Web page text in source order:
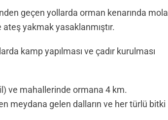
geçen yollarda orman kenarında mola
yakmak yasaklanmıştır.
kamp yapılması ve çadır kurulması
ve mahallerinde ormana 4 km.
meydana gelen dalların ve her türlü bitki